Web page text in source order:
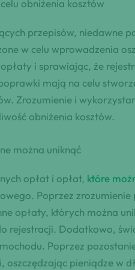
obniżenia kosztów
przepisów, niedawne
w celu wprowadzenia
i sprawiając, że
mają na celu
Zrozumienie i
obniżenia kosztów.
można uniknąć
opłat i opłat, które
Poprzez
opłaty, których można
rejestracji. Dodatkowo,
Poprzez
oszczędzając pieniądze w